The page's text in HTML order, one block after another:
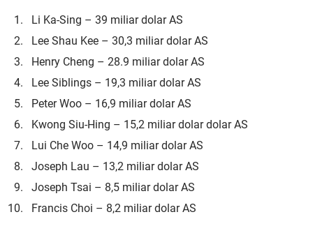
Li Ka-Sing – 39 miliar dolar AS
Lee Shau Kee – 30,3 miliar dolar AS
Henry Cheng – 28.9 miliar dolar AS
Lee Siblings – 19,3 miliar dolar AS
Peter Woo – 16,9 miliar dolar AS
Kwong Siu-Hing – 15,2 miliar dolar dolar AS
Lui Che Woo – 14,9 miliar dolar AS
Joseph Lau – 13,2 miliar dolar AS
Joseph Tsai – 8,5 miliar dolar AS
Francis Choi – 8,2 miliar dolar AS